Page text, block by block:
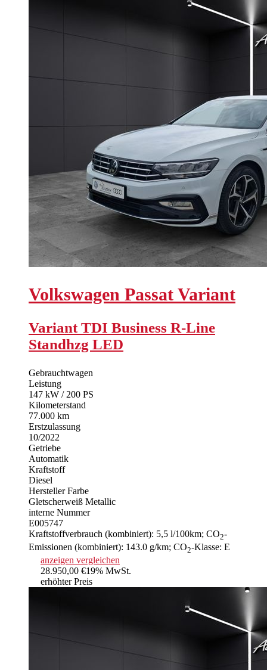
Volkswagen Passat Variant
Variant TDI Business R-Line
Standhzg LED
Gebrauchtwagen
Leistung
147 kW / 200 PS
Kilometerstand
77.000 km
Erstzulassung
10/2022
Getriebe
Automatik
Kraftstoff
Diesel
Hersteller Farbe
Gletscherweiß Metallic
interne Nummer
E005747
Kraftstoffverbrauch (kombiniert): 5,5 l/100km; CO2-
Emissionen (kombiniert): 143.0 g/km; CO2-Klasse: E
anzeigen vergleichen
28.950,00 €19% MwSt.
erhöhter Preis